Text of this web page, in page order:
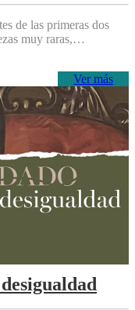
de las primeras dos
muy raras,…
Ver más